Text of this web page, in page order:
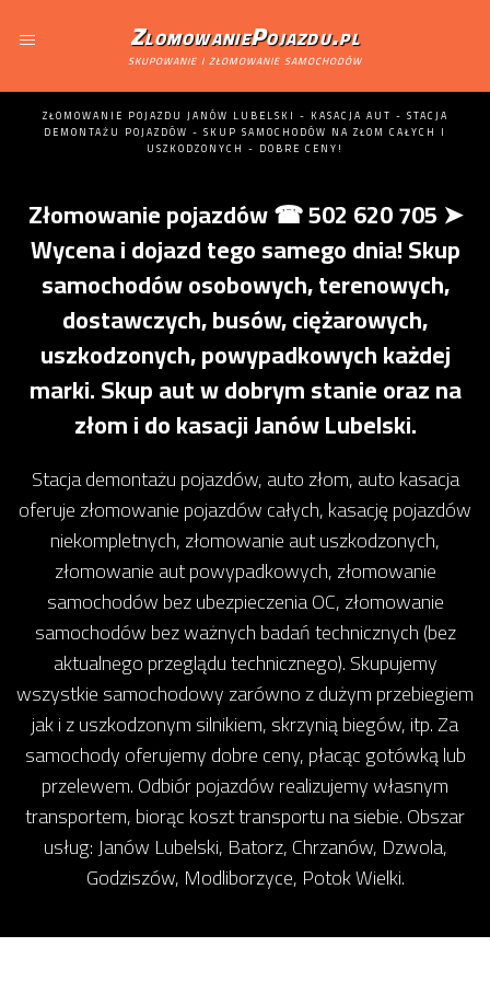
ZlomowaniePojazdu.pl
skupowanie i złomowanie samochodów
ZŁOMOWANIE POJAZDU JANÓW LUBELSKI - KASACJA AUT - STACJA
DEMONTAŻU POJAZDÓW - SKUP SAMOCHODÓW NA ZŁOM CAŁYCH I
USZKODZONYCH - DOBRE CENY!
Złomowanie pojazdów ☎ 502 620 705 ➤
Wycena i dojazd tego samego dnia! Skup
samochodów osobowych, terenowych,
dostawczych, busów, ciężarowych,
uszkodzonych, powypadkowych każdej
marki. Skup aut w dobrym stanie oraz na
złom i do kasacji Janów Lubelski.
Stacja demontażu pojazdów, auto złom, auto kasacja
oferuje złomowanie pojazdów całych, kasację pojazdów
niekompletnych, złomowanie aut uszkodzonych,
złomowanie aut powypadkowych, złomowanie
samochodów bez ubezpieczenia OC, złomowanie
samochodów bez ważnych badań technicznych (bez
aktualnego przeglądu technicznego). Skupujemy
wszystkie samochodowy zarówno z dużym przebiegiem
jak i z uszkodzonym silnikiem, skrzynią biegów, itp. Za
samochody oferujemy dobre ceny, płacąc gotówką lub
przelewem. Odbiór pojazdów realizujemy własnym
transportem, biorąc koszt transportu na siebie. Obszar
usług: Janów Lubelski, Batorz, Chrzanów, Dzwola,
Godziszów, Modliborzyce, Potok Wielki.